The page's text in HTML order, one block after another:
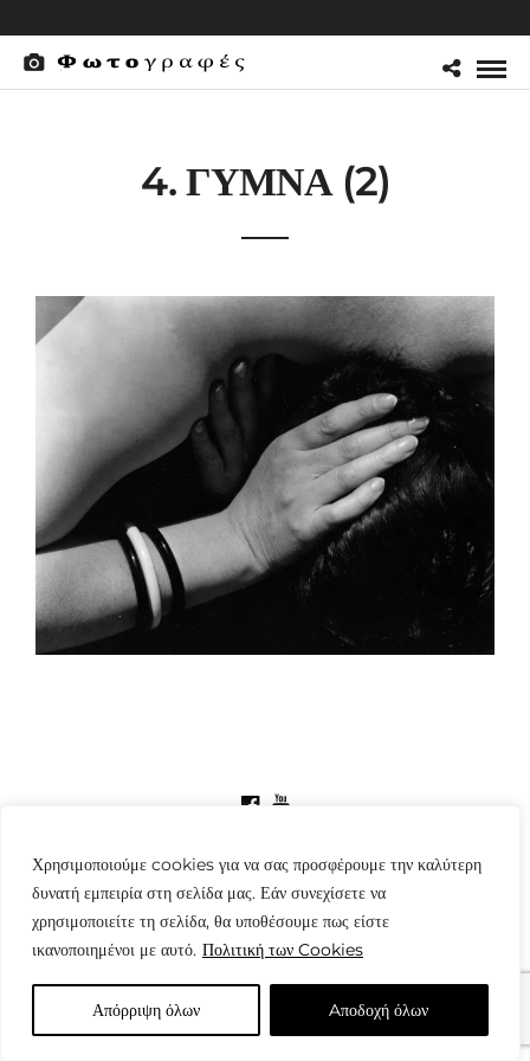
Χρησιμοποιούμε cookies για να σας προσφέρουμε την καλύτερη
δυνατή εμπειρία στη σελίδα μας. Εάν συνεχίσετε να
χρησιμοποιείτε τη σελίδα, θα υποθέσουμε πως είστε
ικανοποιημένοι με αυτό. Πολιτική των Cookies
Απόρριψη όλων Aποδοχή όλων
4. ΓΥΜΝΑ (2)